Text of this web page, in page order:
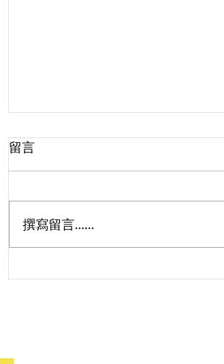
留言
撰寫留言......